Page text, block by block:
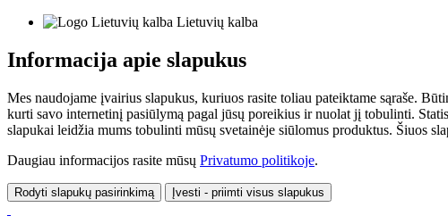
Lietuvių kalba
Informacija apie slapukus
Mes naudojame įvairius slapukus, kuriuos rasite toliau pateiktame sąraše.
kurti savo internetinį pasiūlymą pagal jūsų poreikius ir nuolat jį tobulinti.
slapukai leidžia mums tobulinti mūsų svetainėje siūlomus produktus. Šiuos
Daugiau informacijos rasite mūsų Privatumo politikoje.
Rodyti slapukų pasirinkimą Įvesti - priimti visus slapukus